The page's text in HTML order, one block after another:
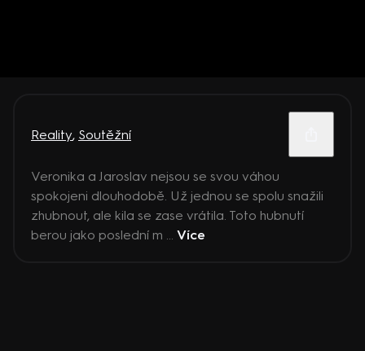
Reality, Soutěžní
Veronika a Jaroslav nejsou se svou váhou
spokojeni dlouhodobě. Už jednou se spolu snažili
zhubnout, ale kila se zase vrátila. Toto hubnutí
berou jako poslední m ... Více